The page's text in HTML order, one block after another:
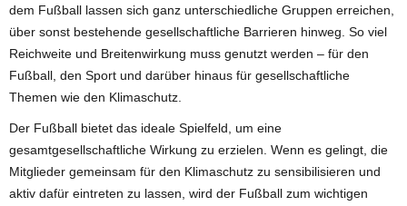
dem Fußball lassen sich ganz unterschiedliche Gruppen erreichen,
über sonst bestehende gesellschaftliche Barrieren hinweg. So viel
Reichweite und Breitenwirkung muss genutzt werden – für den
Fußball, den Sport und darüber hinaus für gesellschaftliche
Themen wie den Klimaschutz.
Der Fußball bietet das ideale Spielfeld, um eine
gesamtgesellschaftliche Wirkung zu erzielen. Wenn es gelingt, die
Mitglieder gemeinsam für den Klimaschutz zu sensibilisieren und
aktiv dafür eintreten zu lassen, wird der Fußball zum wichtigen